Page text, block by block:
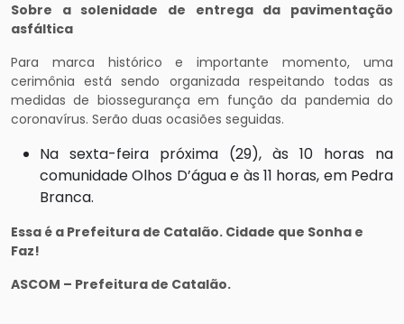
Sobre a solenidade de entrega da pavimentação
asfáltica
Para marca histórico e importante momento, uma
cerimônia está sendo organizada respeitando todas as
medidas de biossegurança em função da pandemia do
coronavírus. Serão duas ocasiões seguidas.
Na sexta-feira próxima (29), às 10 horas na
comunidade Olhos D’água e às 11 horas, em Pedra
Branca.
Essa é a Prefeitura de Catalão. Cidade que Sonha e
Faz!
ASCOM – Prefeitura de Catalão.